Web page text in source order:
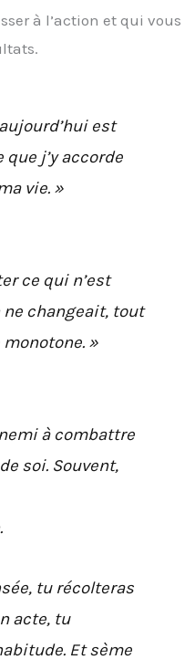
à l’action et qui vous
est
j’y accorde
vie. »
ce qui n’est
changeait, tout
»
à combattre
soi. Souvent,
tu récolteras
acte, tu
Et sème